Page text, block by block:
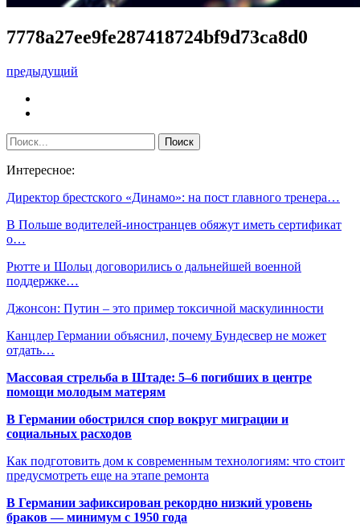
7778a27ee9fe287418724bf9d73ca8d0
предыдущий
Интересное:
Директор брестского «Динамо»: на пост главного тренера…
В Польше водителей-иностранцев обяжут иметь сертификат
о…
Рютте и Шольц договорились о дальнейшей военной
поддержке…
Джонсон: Путин – это пример токсичной маскулинности
Канцлер Германии объяснил, почему Бундесвер не может
отдать…
Массовая стрельба в Штаде: 5–6 погибших в центре
помощи молодым матерям
В Германии обострился спор вокруг миграции и
социальных расходов
Как подготовить дом к современным технологиям: что стоит
предусмотреть еще на этапе ремонта
В Германии зафиксирован рекордно низкий уровень
браков — минимум с 1950 года